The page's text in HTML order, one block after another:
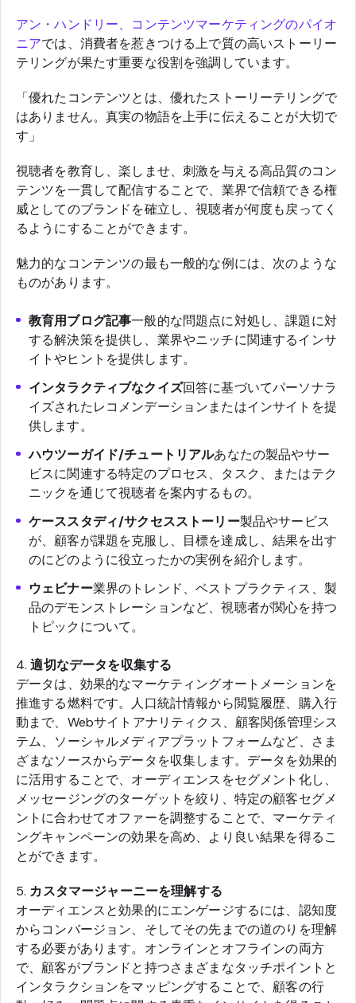
アン・ハンドリー、コンテンツマーケティングのパイオ
ニアでは、消費者を惹きつける上で質の高いストーリー
テリングが果たす重要な役割を強調しています。
「優れたコンテンツとは、優れたストーリーテリングで
はありません。真実の物語を上手に伝えることが大切で
す」
視聴者を教育し、楽しませ、刺激を与える高品質のコン
テンツを一貫して配信することで、業界で信頼できる権
威としてのブランドを確立し、視聴者が何度も戻ってく
るようにすることができます。
魅力的なコンテンツの最も一般的な例には、次のような
ものがあります。
教育用ブログ記事一般的な問題点に対処し、課題に対
する解決策を提供し、業界やニッチに関連するインサ
イトやヒントを提供します。
インタラクティブなクイズ回答に基づいてパーソナラ
イズされたレコメンデーションまたはインサイトを提
供します。
ハウツーガイド/チュートリアルあなたの製品やサー
ビスに関連する特定のプロセス、タスク、またはテク
ニックを通じて視聴者を案内するもの。
ケーススタディ/サクセスストーリー製品やサービス
が、顧客が課題を克服し、目標を達成し、結果を出す
のにどのように役立ったかの実例を紹介します。
ウェビナー業界のトレンド、ベストプラクティス、製
品のデモンストレーションなど、視聴者が関心を持つ
トピックについて。
4.適切なデータを収集する
データは、効果的なマーケティングオートメーションを
推進する燃料です。人口統計情報から閲覧履歴、購入行
動まで、Webサイトアナリティクス、顧客関係管理シス
テム、ソーシャルメディアプラットフォームなど、さま
ざまなソースからデータを収集します。データを効果的
に活用することで、オーディエンスをセグメント化し、
メッセージングのターゲットを絞り、特定の顧客セグメ
ントに合わせてオファーを調整することで、マーケティ
ングキャンペーンの効果を高め、より良い結果を得るこ
とができます。
5. カスタマージャーニーを理解する
オーディエンスと効果的にエンゲージするには、認知度
からコンバージョン、そしてその先までの道のりを理解
する必要があります。オンラインとオフラインの両方
で、顧客がブランドと持つさまざまなタッチポイントと
インタラクションをマッピングすることで、顧客の行